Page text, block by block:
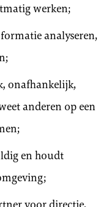
werken;
analyseren,
onafhankelijk,
anderen op een
en houdt